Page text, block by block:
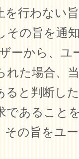
を行わない
その旨を通
ーから、ユ
れた場合、
ると判断し
であること
その旨をユ